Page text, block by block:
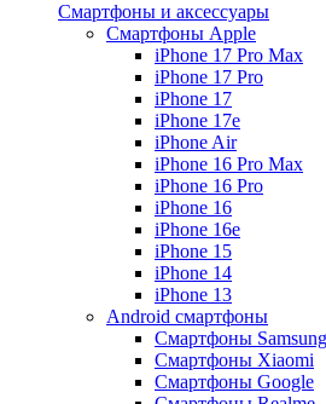
Смартфоны и аксессуары
Смартфоны Apple
iPhone 17 Pro Max
iPhone 17 Pro
iPhone 17
iPhone 17e
iPhone Air
iPhone 16 Pro Max
iPhone 16 Pro
iPhone 16
iPhone 16e
iPhone 15
iPhone 14
iPhone 13
Android cмартфоны
Смартфоны Samsung
Смартфоны Xiaomi
Смартфоны Google